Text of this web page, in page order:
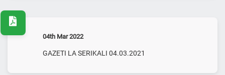
04th Mar 2022
GAZETI LA SERIKALI 04.03.2021